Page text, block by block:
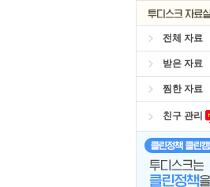
전체 자료
받은 자료
찜한 자료
친구 관리